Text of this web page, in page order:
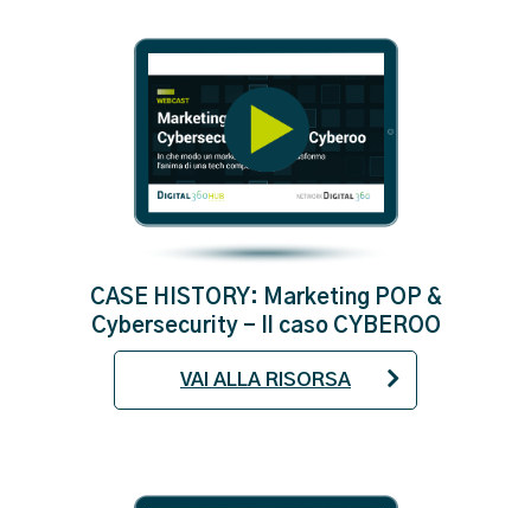
CASE HISTORY: Marketing POP &
Cybersecurity - Il caso CYBEROO
VAI ALLA RISORSA